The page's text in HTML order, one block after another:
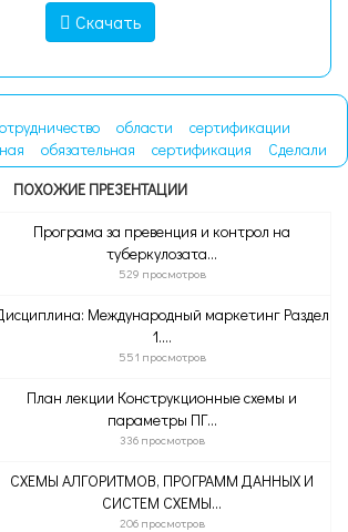
Скачать
области
сертификации
обязательная сертификация
Сделали
ПОХОЖИЕ ПРЕЗЕНТАЦИИ
Програма за превенция и контрол на
туберкулозата...
529 просмотров
Международный маркетинг Раздел
1....
551 просмотров
План лекции Конструкционные схемы и
параметры ПГ...
336 просмотров
СХЕМЫ АЛГОРИТМОВ, ПРОГРАММ ДАННЫХ И
СИСТЕМ СХЕМЫ...
206 просмотров